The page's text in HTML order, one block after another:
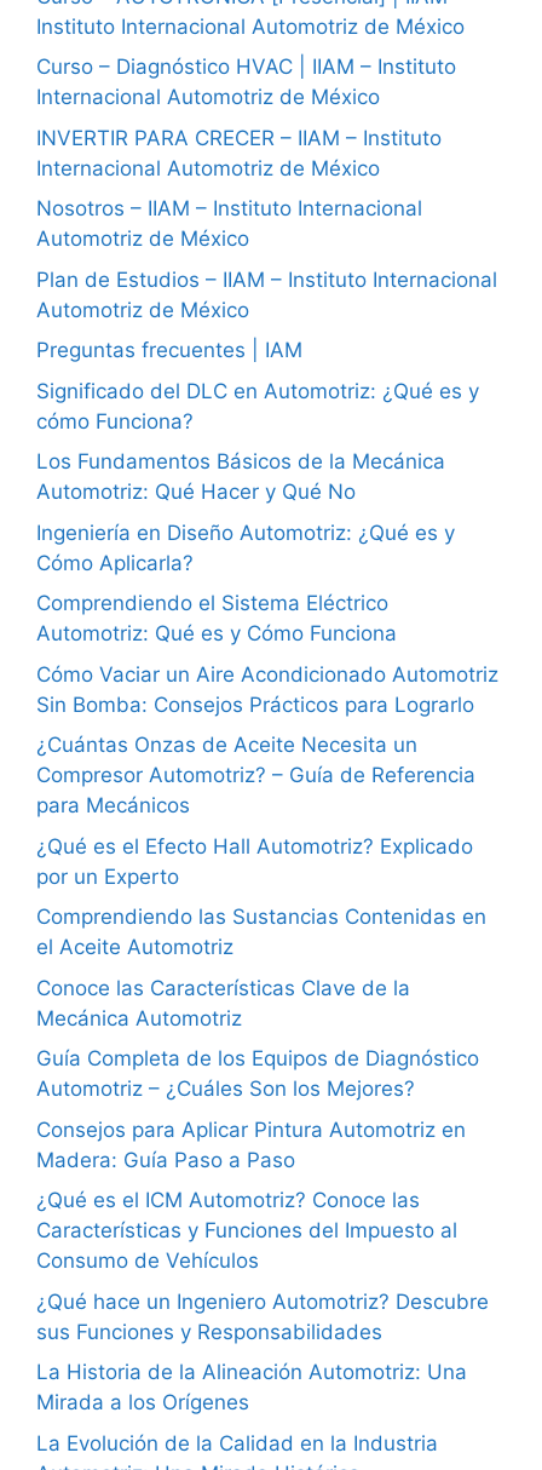
Instituto Internacional Automotriz de México
Curso – Diagnóstico HVAC | IIAM – Instituto
Internacional Automotriz de México
INVERTIR PARA CRECER – IIAM – Instituto
Internacional Automotriz de México
Nosotros – IIAM – Instituto Internacional
Automotriz de México
Plan de Estudios – IIAM – Instituto Internacional
Automotriz de México
Preguntas frecuentes | IAM
Significado del DLC en Automotriz: ¿Qué es y
cómo Funciona?
Los Fundamentos Básicos de la Mecánica
Automotriz: Qué Hacer y Qué No
Ingeniería en Diseño Automotriz: ¿Qué es y
Cómo Aplicarla?
Comprendiendo el Sistema Eléctrico
Automotriz: Qué es y Cómo Funciona
Cómo Vaciar un Aire Acondicionado Automotriz
Sin Bomba: Consejos Prácticos para Lograrlo
¿Cuántas Onzas de Aceite Necesita un
Compresor Automotriz? – Guía de Referencia
para Mecánicos
¿Qué es el Efecto Hall Automotriz? Explicado
por un Experto
Comprendiendo las Sustancias Contenidas en
el Aceite Automotriz
Conoce las Características Clave de la
Mecánica Automotriz
Guía Completa de los Equipos de Diagnóstico
Automotriz – ¿Cuáles Son los Mejores?
Consejos para Aplicar Pintura Automotriz en
Madera: Guía Paso a Paso
¿Qué es el ICM Automotriz? Conoce las
Características y Funciones del Impuesto al
Consumo de Vehículos
¿Qué hace un Ingeniero Automotriz? Descubre
sus Funciones y Responsabilidades
La Historia de la Alineación Automotriz: Una
Mirada a los Orígenes
La Evolución de la Calidad en la Industria